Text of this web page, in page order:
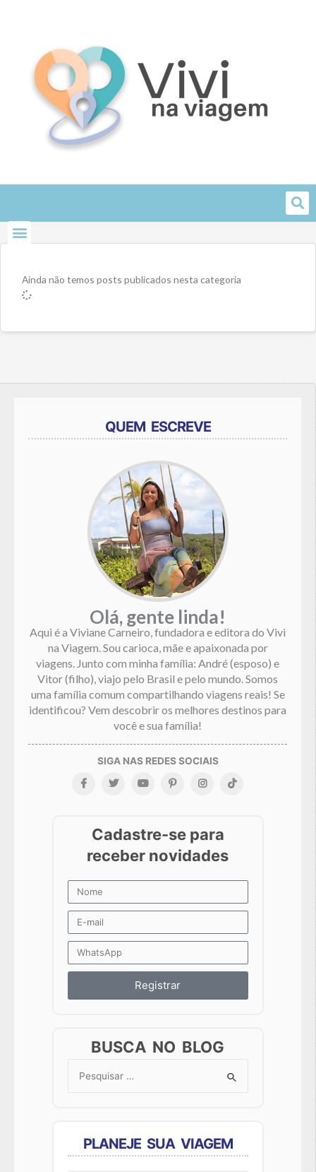
Ainda não temos posts publicados nesta categoria
QUEM ESCREVE
Olá, gente linda!
Aqui é a Viviane Carneiro, fundadora e editora do Vivi
na Viagem. Sou carioca, mãe e apaixonada por
viagens. Junto com minha família: André (esposo) e
Vitor (filho), viajo pelo Brasil e pelo mundo. Somos
uma família comum compartilhando viagens reais! Se
identificou? Vem descobrir os melhores destinos para
você e sua família!
Registrar
BUSCA NO BLOG
Search
PLANEJE SUA VIAGEM